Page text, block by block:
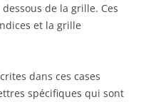
de la grille. Ces
et la grille
dans ces cases
spécifiques qui sont